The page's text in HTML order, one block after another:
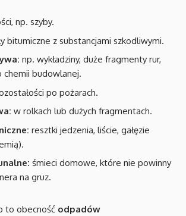
np. szyby.
bitumiczne z substancjami szkodliwymi.
np. wykładziny, duże fragmenty rur,
chemii budowlanej.
po pożarach.
w rolkach lub dużych fragmentach.
resztki jedzenia, liście, gałęzie
śmieci domowe, które nie powinny
na gruz.
to obecność odpadów